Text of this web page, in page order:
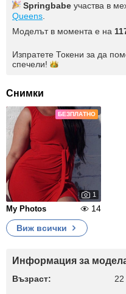
Springbabe участва в
Queens
Моделът в момента е на
Изпратете Токени за да
спечели!
Снимки
БЕЗПЛАТНО
1
My Photos
14
Виж всички
Информация за
Възраст: 22